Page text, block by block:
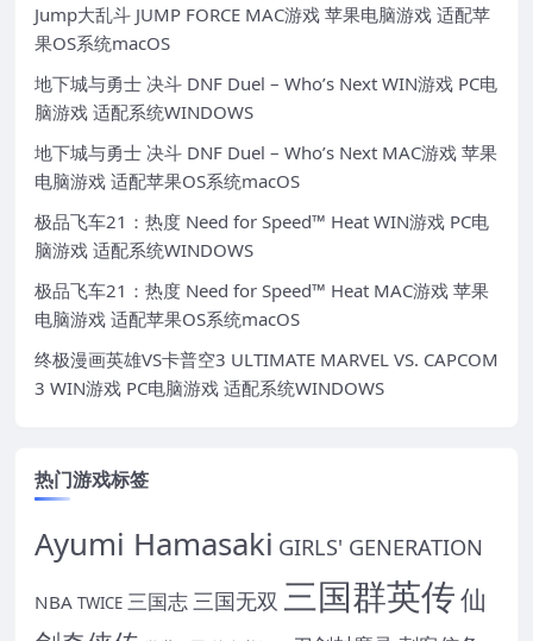
Jump大乱斗 JUMP FORCE MAC游戏 苹果电脑游戏 适配苹
果OS系统macOS
地下城与勇士 决斗 DNF Duel – Who’s Next WIN游戏 PC电
脑游戏 适配系统WINDOWS
地下城与勇士 决斗 DNF Duel – Who’s Next MAC游戏 苹果
电脑游戏 适配苹果OS系统macOS
极品飞车21：热度 Need for Speed™ Heat WIN游戏 PC电
脑游戏 适配系统WINDOWS
极品飞车21：热度 Need for Speed™ Heat MAC游戏 苹果
电脑游戏 适配苹果OS系统macOS
终极漫画英雄VS卡普空3 ULTIMATE MARVEL VS. CAPCOM
3 WIN游戏 PC电脑游戏 适配系统WINDOWS
热门游戏标签
Ayumi Hamasaki GIRLS' GENERATION
NBA TWICE 三国志三国无双 三国群英传仙